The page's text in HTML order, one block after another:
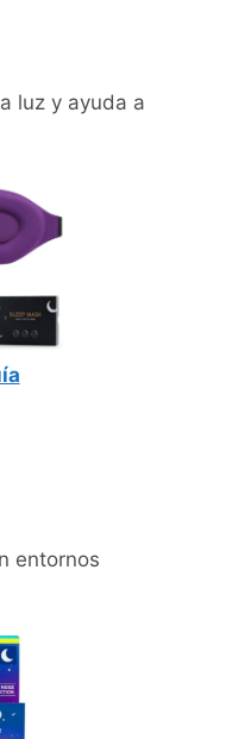
luz y ayuda a
entornos